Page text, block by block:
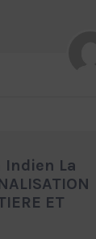
Indien La
ET